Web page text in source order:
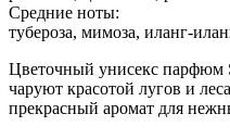
Средние ноты:
тубероза, мимоза, иланг-
Цветочный унисекс парфюм
чаруют красотой лугов и
прекрасный аромат для